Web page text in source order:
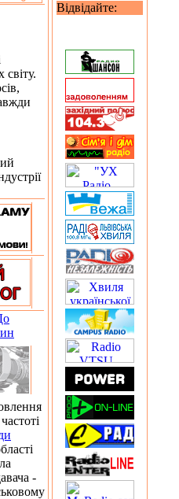
-
Відвідайте: